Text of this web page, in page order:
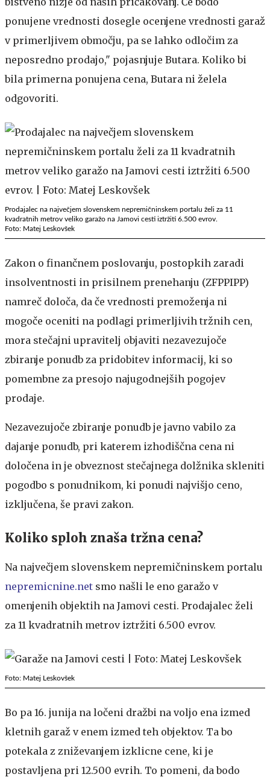
ponujene vrednosti dosegle ocenjene vrednosti garaž
v primerljivem območju, pa se lahko odločim za
neposredno prodajo," pojasnjuje Butara. Koliko bi
bila primerna ponujena cena, Butara ni želela
odgovoriti.
Prodajalec na največjem slovenskem nepremičninskem portalu želi za 11
kvadratnih metrov veliko garažo na Jamovi cesti iztržiti 6.500 evrov.
Foto: Matej Leskovšek
Zakon o finančnem poslovanju, postopkih zaradi
insolventnosti in prisilnem prenehanju (ZFPPIPP)
namreč določa, da če vrednosti premoženja ni
mogoče oceniti na podlagi primerljivih tržnih cen,
mora stečajni upravitelj objaviti nezavezujoče
zbiranje ponudb za pridobitev informacij, ki so
pomembne za presojo najugodnejših pogojev
prodaje.
Nezavezujoče zbiranje ponudb je javno vabilo za
dajanje ponudb, pri katerem izhodiščna cena ni
določena in je obveznost stečajnega dolžnika skleniti
pogodbo s ponudnikom, ki ponudi najvišjo ceno,
izključena, še pravi zakon.
Koliko sploh znaša tržna cena?
Na največjem slovenskem nepremičninskem portalu
nepremicnine.net smo našli le eno garažo v
omenjenih objektih na Jamovi cesti. Prodajalec želi
za 11 kvadratnih metrov iztržiti 6.500 evrov.
Foto: Matej Leskovšek
Bo pa 16. junija na ločeni dražbi na voljo ena izmed
kletnih garaž v enem izmed teh objektov. Ta bo
potekala z zniževanjem izklicne cene, ki je
postavljena pri 12.500 evrih. To pomeni, da bodo